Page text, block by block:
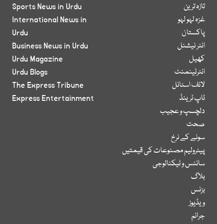
تازہ ترین
غزہ لہو لہو
پاکستان
انٹر نیشنل
کھیل
انٹرٹینمنٹ
لائف اسٹائل
ٹاپ ٹرینڈ
دلچسپ و عجیب
صحت
سونے کے نرخ
پیٹرولیم مصنوعات کی قیمتیں
سائنس و ٹیکنالوجی
بلاگ
بزنس
ویڈیوز
جرائم
Sports News in Urdu
International News in
Urdu
Business News in Urdu
Urdu Magazine
Urdu Blogs
The Express Tribune
Express Entertainment